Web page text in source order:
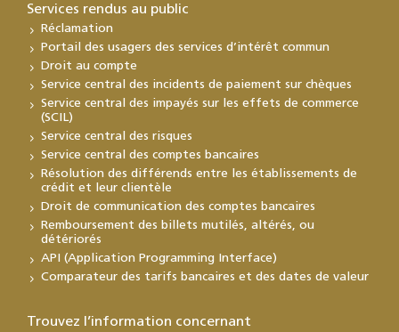
Services rendus au public
Réclamation
Portail des usagers des services d’intérêt commun
Droit au compte
Service central des incidents de paiement sur chèques
Service central des impayés sur les effets de commerce
(SCIL)
Service central des risques
Service central des comptes bancaires
Résolution des différends entre les établissements de
crédit et leur clientèle
Droit de communication des comptes bancaires
Remboursement des billets mutilés, altérés, ou
détériorés
API (Application Programming Interface)
Comparateur des tarifs bancaires et des dates de valeur
Trouvez l’information concernant